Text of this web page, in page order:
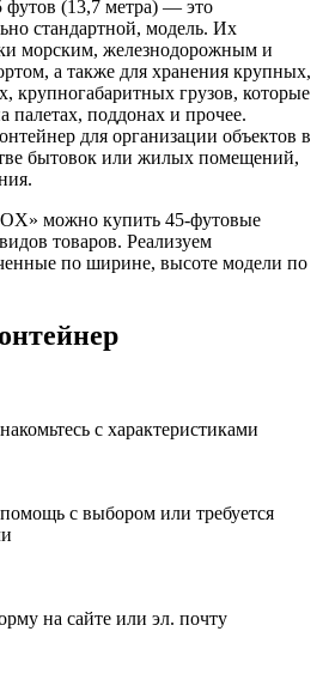
(13,7 метра) — это
стандартной, модель. Их
морским, железнодорожным и
а также для хранения крупных,
крупногабаритных грузов, которые
поддонах и прочее.
для организации объектов в
бытовок или жилых помещений,
можно купить 45-футовые
товаров. Реализуем
по ширине, высоте модели по
с характеристиками
с выбором или требуется
на сайте или эл. почту